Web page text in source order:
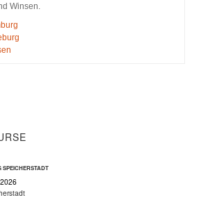
Winsen.